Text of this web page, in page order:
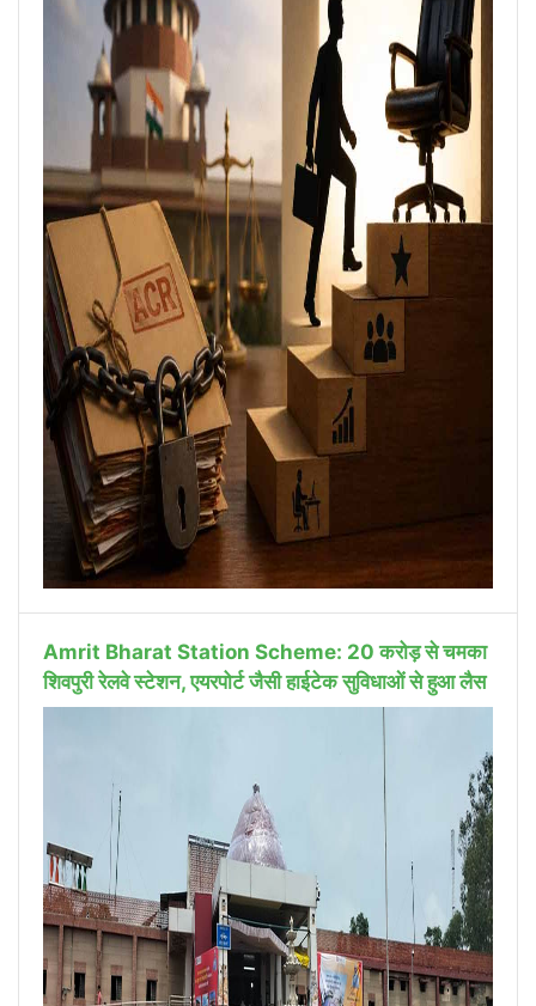
Amrit Bharat Station Scheme: 20 करोड़ से चमका
शिवपुरी रेलवे स्टेशन, एयरपोर्ट जैसी हाईटेक सुविधाओं से हुआ लैस